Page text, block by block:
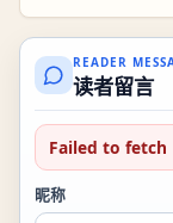
READER
读者留言
Failed to fetch
昵称